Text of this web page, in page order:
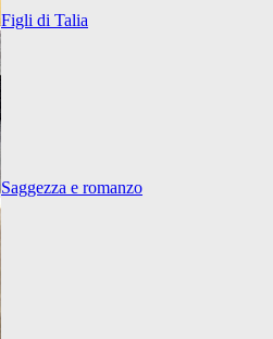
Figli di Talia
Saggezza e romanzo